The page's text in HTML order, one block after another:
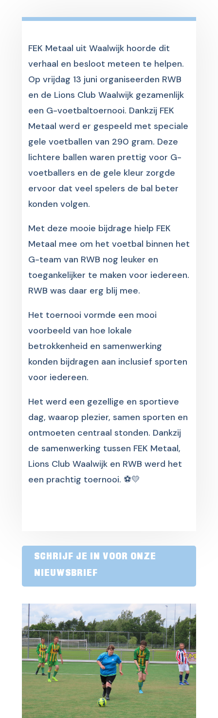
FEK Metaal uit Waalwijk hoorde dit
verhaal en besloot meteen te helpen.
Op vrijdag 13 juni organiseerden RWB
en de Lions Club Waalwijk gezamenlijk
een G-voetbaltoernooi. Dankzij FEK
Metaal werd er gespeeld met speciale
gele voetballen van 290 gram. Deze
lichtere ballen waren prettig voor G-
voetballers en de gele kleur zorgde
ervoor dat veel spelers de bal beter
konden volgen.
Met deze mooie bijdrage hielp FEK
Metaal mee om het voetbal binnen het
G-team van RWB nog leuker en
toegankelijker te maken voor iedereen.
RWB was daar erg blij mee.
Het toernooi vormde een mooi
voorbeeld van hoe lokale
betrokkenheid en samenwerking
konden bijdragen aan inclusief sporten
voor iedereen.
Het werd een gezellige en sportieve
dag, waarop plezier, samen sporten en
ontmoeten centraal stonden. Dankzij
de samenwerking tussen FEK Metaal,
Lions Club Waalwijk en RWB werd het
een prachtig toernooi. ⚽💛
SCHRIJF JE IN VOOR ONZE
NIEUWSBRIEF